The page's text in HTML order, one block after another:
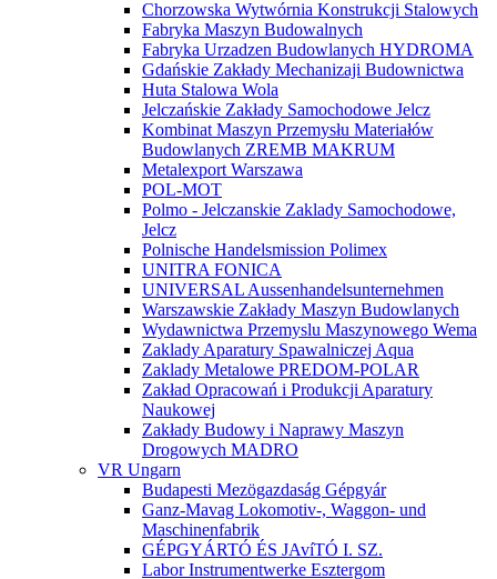
Chorzowska Wytwórnia Konstrukcji Stalowych
Fabryka Maszyn Budowalnych
Fabryka Urzadzen Budowlanych HYDROMA
Gdańskie Zakłady Mechanizaji Budownictwa
Huta Stalowa Wola
Jelczańskie Zakłady Samochodowe Jelcz
Kombinat Maszyn Przemysłu Materiałów
Budowlanych ZREMB MAKRUM
Metalexport Warszawa
POL-MOT
Polmo - Jelczanskie Zaklady Samochodowe,
Jelcz
Polnische Handelsmission Polimex
UNITRA FONICA
UNIVERSAL Aussenhandelsunternehmen
Warszawskie Zakłady Maszyn Budowlanych
Wydawnictwa Przemyslu Maszynowego Wema
Zaklady Aparatury Spawalniczej Aqua
Zaklady Metalowe PREDOM-POLAR
Zakład Opracowań i Produkcji Aparatury
Naukowej
Zakłady Budowy i Naprawy Maszyn
Drogowych MADRO
VR Ungarn
Budapesti Mezögazdaság Gépgyár
Ganz-Mavag Lokomotiv-, Waggon- und
Maschinenfabrik
GÉPGYÁRTÓ ÉS JAvíTÓ I. SZ.
Labor Instrumentwerke Esztergom